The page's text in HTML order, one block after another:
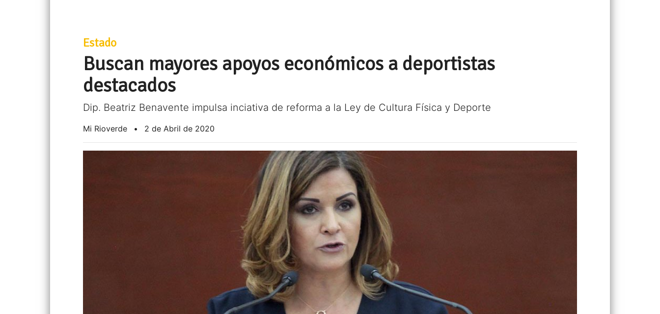
Estado
Buscan mayores apoyos económicos a deportistas
destacados
Dip. Beatriz Benavente impulsa inciativa de reforma a la Ley de Cultura Física y Deporte
Mi Rioverde • 2 de Abril de 2020